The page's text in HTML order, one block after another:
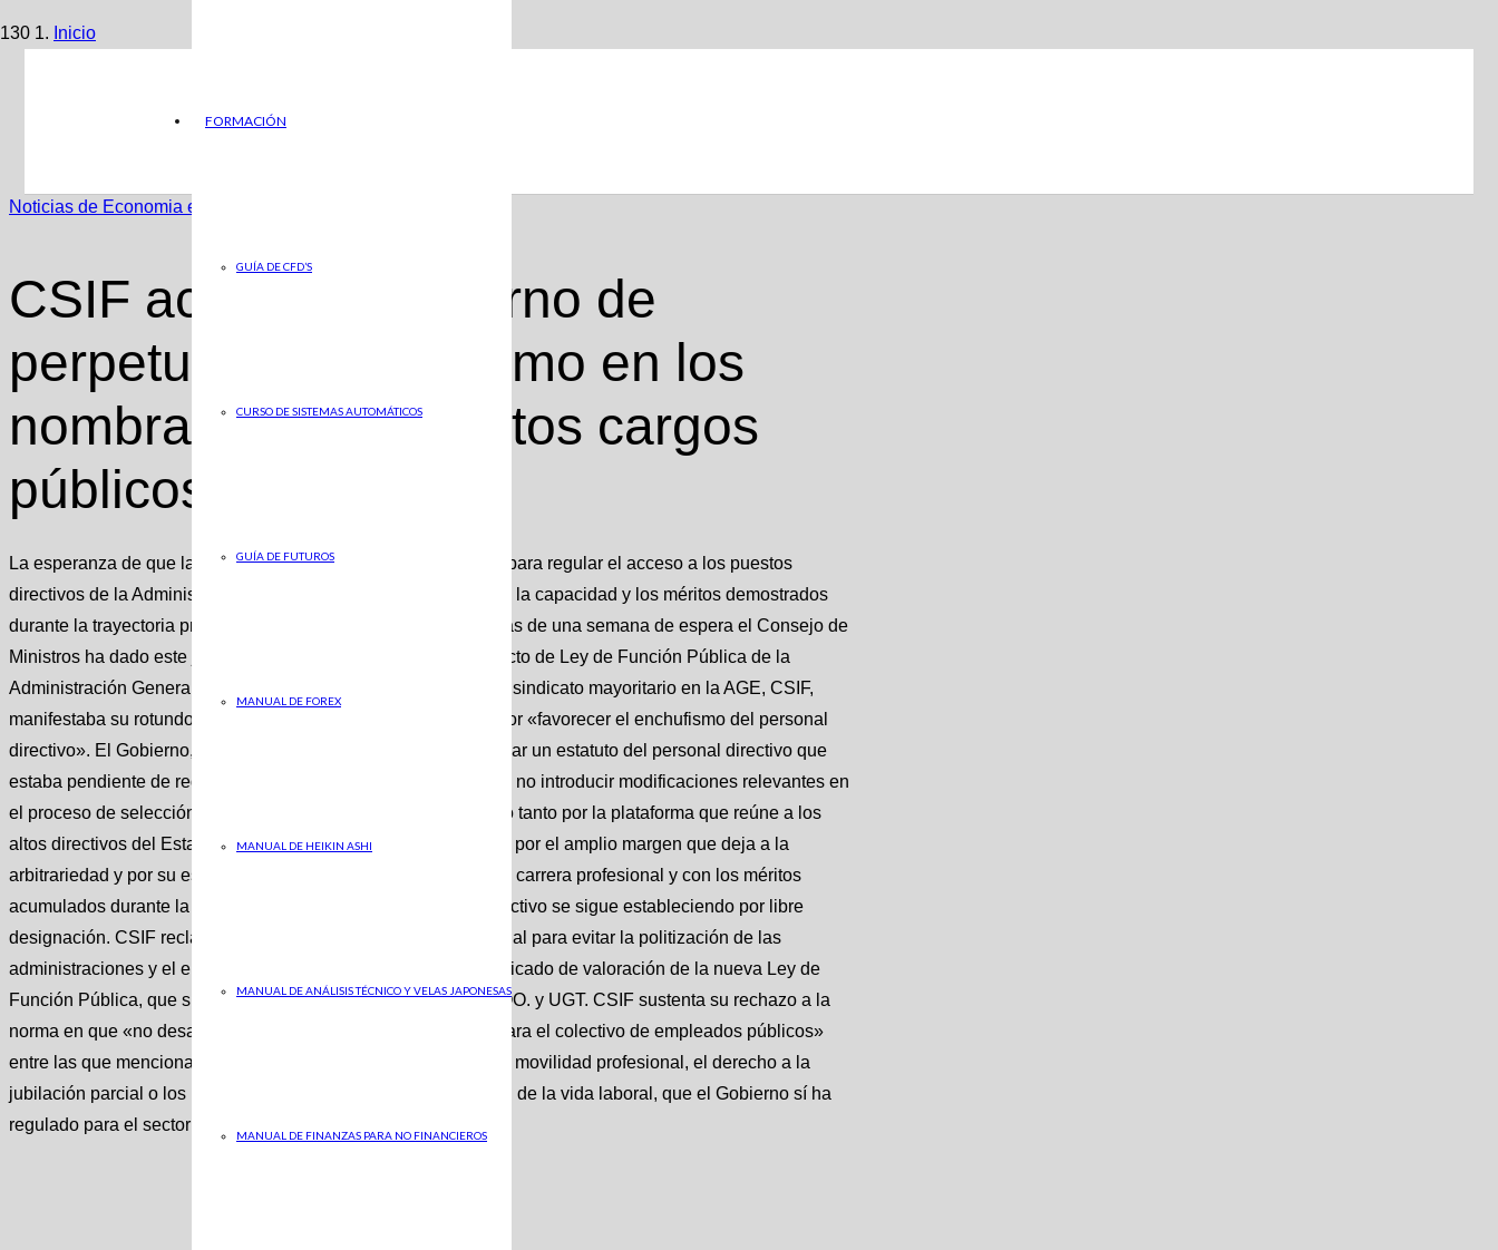
FORMACIÓN
GUÍA DE CFD’S
CURSO DE SISTEMAS AUTOMÁTICOS
GUÍA DE FUTUROS
MANUAL DE FOREX
MANUAL DE HEIKIN ASHI
MANUAL DE ANÁLISIS TÉCNICO Y VELAS JAPONESAS
MANUAL DE FINANZAS PARA NO FINANCIEROS
Inicio
Noticias de Economia en ABC
CSIF acusa al Gobierno de
perpetuar el enchufismo en los
nombramientos de altos cargos
públicos
La esperanza de que la nueva Ley de Función Pública sirviera para regular el acceso a los puestos
directivos de la Administración a partir de un sistema basado en la capacidad y los méritos demostrados
durante la trayectoria profesional ha caído en saco roto. Tras más de una semana de espera el Consejo de
Ministros ha dado este jueves su visto bueno definitivo al proyecto de Ley de Función Pública de la
Administración General del Estado y pocos minutos después el sindicato mayoritario en la AGE, CSIF,
manifestaba su rotundo rechazo al proyecto entre otras cosas por «favorecer el enchufismo del personal
directivo». El Gobierno, que ha utilizado la norma para desarrollar un estatuto del personal directivo que
estaba pendiente de regulación desde el año 2007, ha decidido no introducir modificaciones relevantes en
el proceso de selección de los directivos públicos, muy criticado tanto por la plataforma que reúne a los
altos directivos del Estado (Fedeca) como por el sindicato CSIF por el amplio margen que deja a la
arbitrariedad y por su escasa cuando no nula vinculación con la carrera profesional y con los méritos
acumulados durante la misma. «La regulación del personal directivo se sigue estableciendo por libre
designación. CSIF reclama que sea fruto de la carrera profesional para evitar la politización de las
administraciones y el enchufismo », subraya CSIF en su comunicado de valoración de la nueva Ley de
Función Pública, que sin embargo sí ha sido apoyada por CC.OO. y UGT. CSIF sustenta su rechazo a la
norma en que «no desarrolla reivindicaciones fundamentales para el colectivo de empleados públicos»
entre las que menciona el teletrabajo, la jornada de 35 horas, la movilidad profesional, el derecho a la
jubilación parcial o los incentivos económicos a la prolongación de la vida laboral, que el Gobierno sí ha
regulado para el sector privado. (((Habrá ampliación)))